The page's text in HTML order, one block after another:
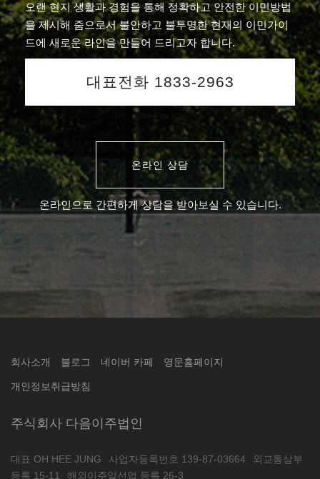
오랜 현지 생활과 경험을 통해 정확하고 안전한 이민방법
을 제시해 줌으로서 불안하고 불투명한 현재의 이민가이
드에 새로운 라인을 만들어 드리고자 합니다.
대표전화 1833-2963
온라인 상담
온라인으로 간편하게 상담을 받아보실 수 있습니다.
회사소개 블로그 네이버 카페 영문홈페이지
개인정보취급방침
주식회사 다음이주법인
대표 OH HEE JUNG 사업자등록번호 139-87-03664
외교통상부
등록 15-11
해외이주알선업 등록 26-3